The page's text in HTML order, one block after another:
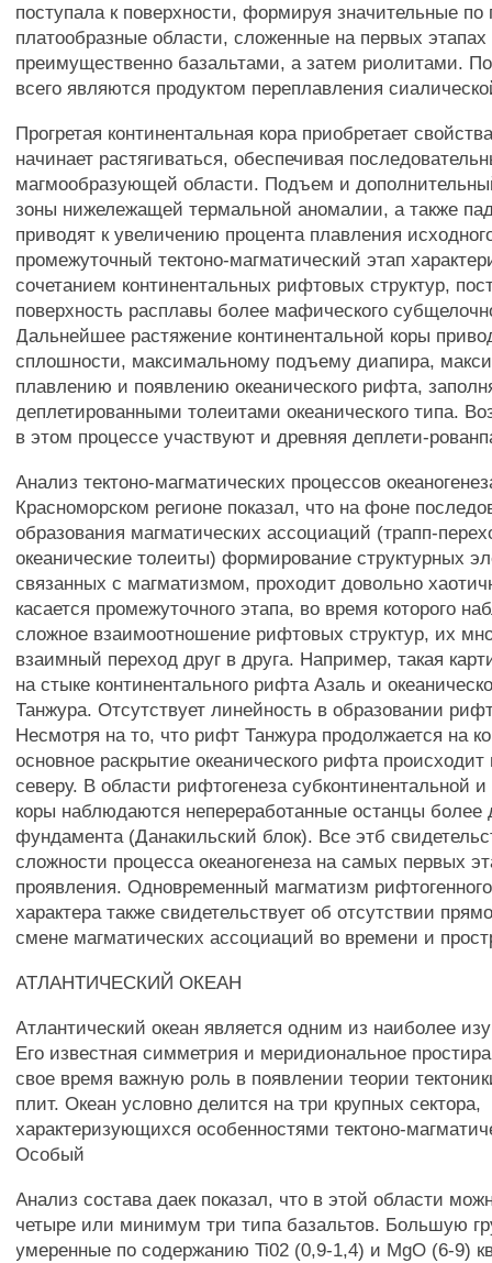
поступала к поверхности, формируя значительные
платообразные области, сложенные на первых этапах
преимущественно базальтами, а затем риолитами.
всего являются продуктом переплавления
Прогретая континентальная кора приобретает
начинает растягиваться, обеспечивая
магмообразующей области. Подъем и
зоны нижележащей термальной аномалии, а также
приводят к увеличению процента плавления
промежуточный тектоно-магматический этап
сочетанием континентальных рифтовых структур,
поверхность расплавы более мафического
Дальнейшее растяжение континентальной коры
сплошности, максимальному подъему диапира,
плавлению и появлению океанического рифта,
деплетированными толеитами океанического типа.
в этом процессе участвуют и древняя деплети-
Анализ тектоно-магматических процессов
Красноморском регионе показал, что на фоне
образования магматических ассоциаций (трапп-
океанические толеиты) формирование структурных
связанных с магматизмом, проходит довольно
касается промежуточного этапа, во время которого
сложное взаимоотношение рифтовых структур, их
взаимный переход друг в друга. Например, такая
на стыке континентального рифта Азаль и
Танжура. Отсутствует линейность в образовании
Несмотря на то, что рифт Танжура продолжается на
основное раскрытие океанического рифта происходит
северу. В области рифтогенеза субконтинентальной и
коры наблюдаются непереработанные останцы более
фундамента (Данакильский блок). Все этб
сложности процесса океаногенеза на самых первых
проявления. Одновременный магматизм
характера также свидетельствует об отсутствии
смене магматических ассоциаций во времени и
АТЛАНТИЧЕСКИЙ ОКЕАН
Атлантический океан является одним из наиболее
Его известная симметрия и меридиональное
свое время важную роль в появлении теории
плит. Океан условно делится на три крупных сектора,
характеризующихся особенностями тектоно-
Особый
Анализ состава даек показал, что в этой области
четыре или минимум три типа базальтов. Большую
умеренные по содержанию Ti02 (0,9-1,4) и MgO (6-9)